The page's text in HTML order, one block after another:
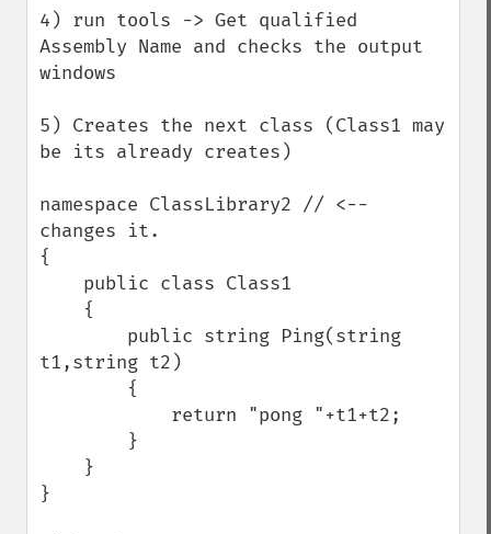
4) run tools -> Get qualified
Assembly Name and checks the output
windows
5) Creates the next class (Class1 may
be its already creates)
namespace ClassLibrary2 // <--
changes it.
{
t1,string t2)
}